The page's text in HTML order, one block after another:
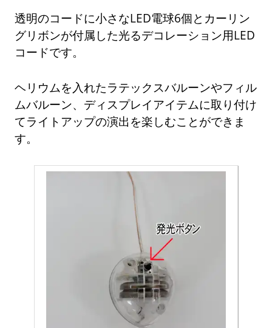
透明のコードに小さなLED電球6個とカーリン
グリボンが付属した光るデコレーション用LED
コードです。
ヘリウムを入れたラテックスバルーンやフィル
ムバルーン、ディスプレイアイテムに取り付け
てライトアップの演出を楽しむことができま
す。